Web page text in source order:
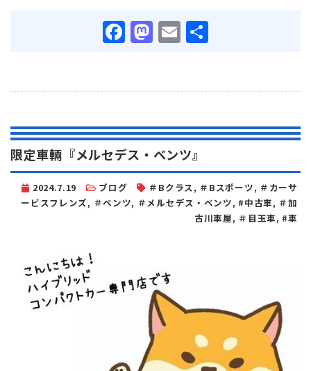
Facebook
Mastodon
Email
限定車輛『メルセデス・ベンツ』
2024.7.19 ブログ ＃Bクラス, ＃Bスポーツ, ＃カーサ
ービスフレンズ, ＃ベンツ, ＃メルセデス・ベンツ, #中古車, ＃加
古川車屋, ＃目玉車, #車